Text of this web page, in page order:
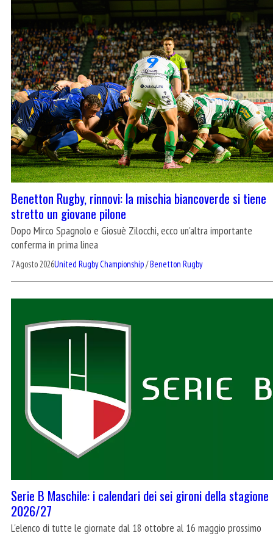
Benetton Rugby, rinnovi: la mischia biancoverde si tiene
stretto un giovane pilone
Dopo Mirco Spagnolo e Giosuè Zilocchi, ecco un'altra importante
conferma in prima linea
7 Agosto 2026United Rugby Championship/Benetton Rugby
Serie B Maschile: i calendari dei sei gironi della stagione
2026/27
L'elenco di tutte le giornate dal 18 ottobre al 16 maggio prossimo